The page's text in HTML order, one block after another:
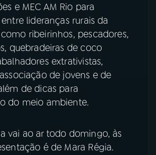
X
e MEC AM Rio para
lideranças rurais da
ribeirinhos, pescadores,
quebradeiras de coco
extrativistas,
de jovens e de
de dicas para
do meio ambiente.
vai ao ar todo domingo, às
é de Mara Régia.